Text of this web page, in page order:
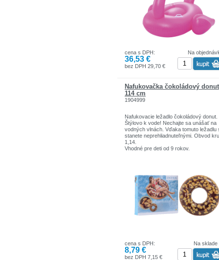
Na
cena s DPH:
36,53 €
bez DPH 29,70 €
Nafukovačka čokoládový donut
114 cm
1904999
Nafukovacie ležadlo čokoládový donut.
Štýlovo k vode! Nechajte sa unášať na
vodných vlnách. Vďaka tomuto ležadlu
stanete neprehliadnuteľnými. Obvod
1,14.
Vhodné pre deti od 9 rokov.
Na sklade
cena s DPH:
8,79 €
bez DPH 7,15 €